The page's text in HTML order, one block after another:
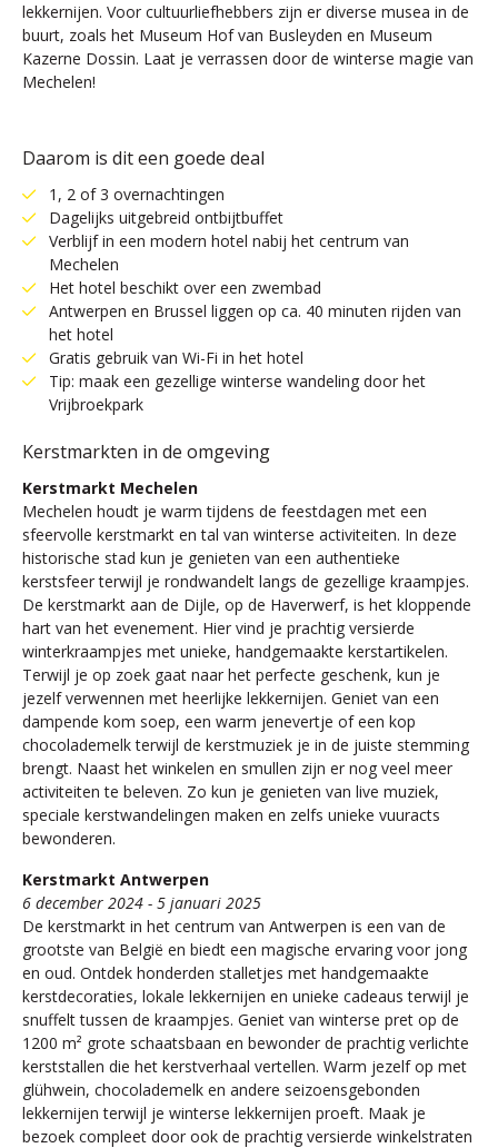
lekkernijen. Voor cultuurliefhebbers zijn er diverse musea in de
buurt, zoals het Museum Hof van Busleyden en Museum
Kazerne Dossin. Laat je verrassen door de winterse magie van
Mechelen!
Daarom is dit een goede deal
1, 2 of 3 overnachtingen
Dagelijks uitgebreid ontbijtbuffet
Verblijf in een modern hotel nabij het centrum van
Mechelen
Het hotel beschikt over een zwembad
Antwerpen en Brussel liggen op ca. 40 minuten rijden van
het hotel
Gratis gebruik van Wi-Fi in het hotel
Tip: maak een gezellige winterse wandeling door het
Vrijbroekpark
Kerstmarkten in de omgeving
Kerstmarkt Mechelen
Mechelen houdt je warm tijdens de feestdagen met een
sfeervolle kerstmarkt en tal van winterse activiteiten. In deze
historische stad kun je genieten van een authentieke
kerstsfeer terwijl je rondwandelt langs de gezellige kraampjes.
De kerstmarkt aan de Dijle, op de Haverwerf, is het kloppende
hart van het evenement. Hier vind je prachtig versierde
winterkraampjes met unieke, handgemaakte kerstartikelen.
Terwijl je op zoek gaat naar het perfecte geschenk, kun je
jezelf verwennen met heerlijke lekkernijen. Geniet van een
dampende kom soep, een warm jenevertje of een kop
chocolademelk terwijl de kerstmuziek je in de juiste stemming
brengt. Naast het winkelen en smullen zijn er nog veel meer
activiteiten te beleven. Zo kun je genieten van live muziek,
speciale kerstwandelingen maken en zelfs unieke vuuracts
bewonderen.
Kerstmarkt Antwerpen
6 december 2024 - 5 januari 2025
De kerstmarkt in het centrum van Antwerpen is een van de
grootste van België en biedt een magische ervaring voor jong
en oud. Ontdek honderden stalletjes met handgemaakte
kerstdecoraties, lokale lekkernijen en unieke cadeaus terwijl je
snuffelt tussen de kraampjes. Geniet van winterse pret op de
1200 m² grote schaatsbaan en bewonder de prachtig verlichte
kerststallen die het kerstverhaal vertellen. Warm jezelf op met
glühwein, chocolademelk en andere seizoensgebonden
lekkernijen terwijl je winterse lekkernijen proeft. Maak je
bezoek compleet door ook de prachtig versierde winkelstraten